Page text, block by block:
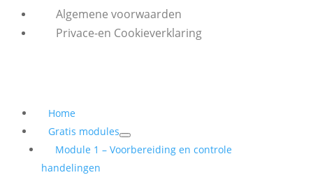
Algemene voorwaarden
Privace-en Cookieverklaring
Home
Gratis modules
Module 1 – Voorbereiding en controle
handelingen